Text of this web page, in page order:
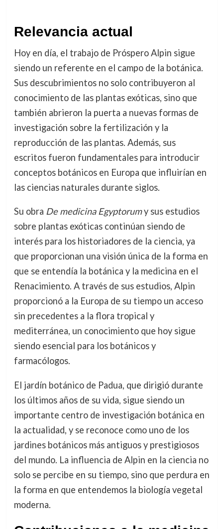
Relevancia actual
Hoy en día, el trabajo de Próspero Alpin sigue
siendo un referente en el campo de la botánica.
Sus descubrimientos no solo contribuyeron al
conocimiento de las plantas exóticas, sino que
también abrieron la puerta a nuevas formas de
investigación sobre la fertilización y la
reproducción de las plantas. Además, sus
escritos fueron fundamentales para introducir
conceptos botánicos en Europa que influirían en
las ciencias naturales durante siglos.
Su obra De medicina Egyptorumy sus estudios
sobre plantas exóticas continúan siendo de
interés para los historiadores de la ciencia, ya
que proporcionan una visión única de la forma en
que se entendía la botánica y la medicina en el
Renacimiento. A través de sus estudios, Alpin
proporcionó a la Europa de su tiempo un acceso
sin precedentes a la flora tropical y
mediterránea, un conocimiento que hoy sigue
siendo esencial para los botánicos y
farmacólogos.
El jardín botánico de Padua, que dirigió durante
los últimos años de su vida, sigue siendo un
importante centro de investigación botánica en
la actualidad, y se reconoce como uno de los
jardines botánicos más antiguos y prestigiosos
del mundo. La influencia de Alpin en la ciencia no
solo se percibe en su tiempo, sino que perdura en
la forma en que entendemos la biología vegetal
moderna.